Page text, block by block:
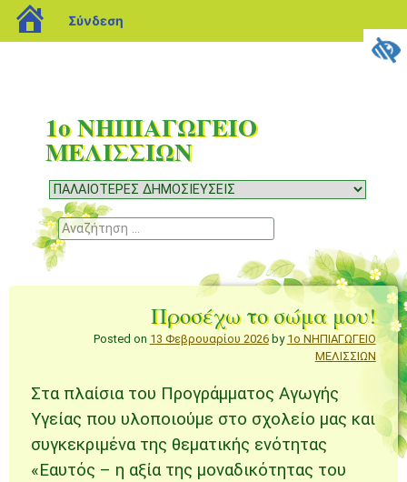
1ο ΝΗΠΙΑΓΩΓΕΙΟ
ΜΕΛΙΣΣΙΩΝ
Μενού
Μετάβαση
σε
περιεχόμενο
Αναζήτηση
Προσέχω το σώμα μου!
Posted on 13 Φεβρουαρίου 2026by 1ο ΝΗΠΙΑΓΩΓΕΙΟ
ΜΕΛΙΣΣΙΩΝ
Στα πλαίσια του Προγράμματος Αγωγής
Υγείας που υλοποιούμε στο σχολείο μας και
συγκεκριμένα της θεματικής ενότητας
«Εαυτός – η αξία της μοναδικότητας του
blogs.sch.gr
Σύνδεση